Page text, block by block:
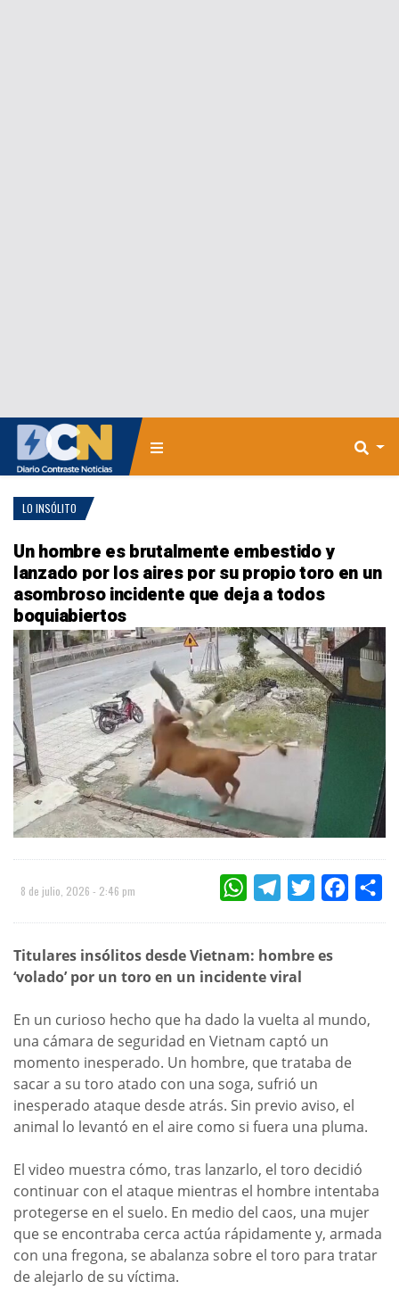
LO INSÓLITO
Un hombre es brutalmente embestido y
lanzado por los aires por su propio toro en un
asombroso incidente que deja a todos
boquiabiertos
8 de julio, 2026 - 2:46 pm WHATSAPPTELEGRAMTWITTER
Titulares insólitos desde Vietnam: hombre es
‘volado’ por un toro en un incidente viral
En un curioso hecho que ha dado la vuelta al mundo,
una cámara de seguridad en Vietnam captó un
momento inesperado. Un hombre, que trataba de
sacar a su toro atado con una soga, sufrió un
inesperado ataque desde atrás. Sin previo aviso, el
animal lo levantó en el aire como si fuera una pluma.
El video muestra cómo, tras lanzarlo, el toro decidió
continuar con el ataque mientras el hombre intentaba
protegerse en el suelo. En medio del caos, una mujer
que se encontraba cerca actúa rápidamente y, armada
con una fregona, se abalanza sobre el toro para tratar
de alejarlo de su víctima.